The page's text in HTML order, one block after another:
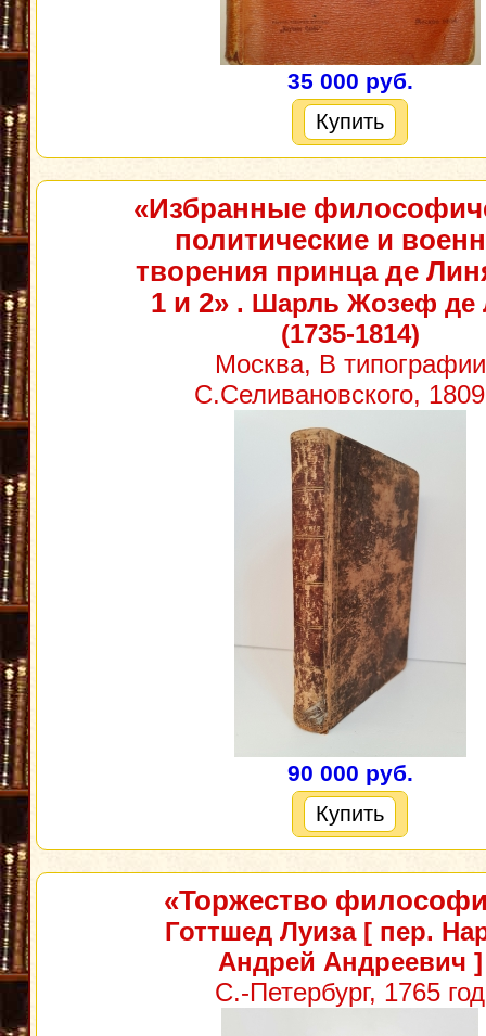
35 000 руб.
Купить
«Избранные
политические и
творения принца де
1 и 2». Шарль Жозеф де
(1735-1814)
Москва, В типографии
С.Селивановского, 1809
90 000 руб.
Купить
«Торжество
Готтшед Луиза [ пер.
Андрей Андреевич ]
С.-Петербург, 1765 год